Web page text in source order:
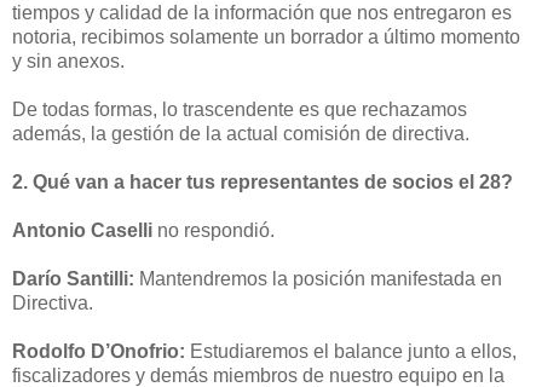
tiempos y calidad de la información que nos entregaron es
notoria, recibimos solamente un borrador a último momento
y sin anexos.
De todas formas, lo trascendente es que rechazamos
además, la gestión de la actual comisión de directiva.
2. Qué van a hacer tus representantes de socios el 28?
Antonio Caselli no respondió.
Darío Santilli: Mantendremos la posición manifestada en
Directiva.
Rodolfo D’Onofrio: Estudiaremos el balance junto a ellos,
fiscalizadores y demás miembros de nuestro equipo en la